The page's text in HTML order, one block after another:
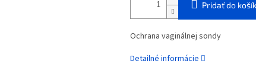
Pridať do
Ochrana vaginálnej sondy
Detailné informácie